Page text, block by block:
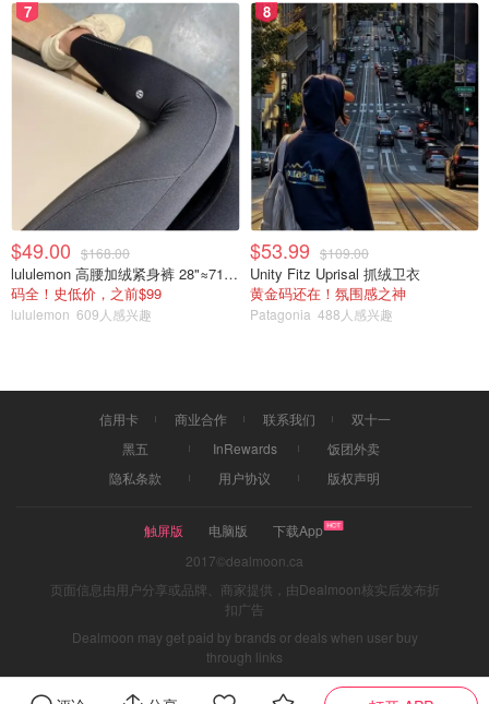
7
$49.00 $168.00
lululemon 高腰加绒紧身裤 28"≈71cm 5个口袋
码全！史低价，之前$99
lululemon 609人感兴趣
8
$53.99 $109.00
Unity Fitz Uprisal 抓绒卫衣
黄金码还在！氛围感之神
Patagonia 488人感兴趣
信用卡 商业合作 联系我们
双十一
黑五
InRewards
饭团外卖
隐私条款
用户协议 版权声明
触屏版 电脑版
下载App
2017©dealmoon.ca
页面信息由用户分享或品牌、商家提供，由Dealmoon核实后发布折
扣广告
Dealmoon may get paid by brands or deals when user buy
through links